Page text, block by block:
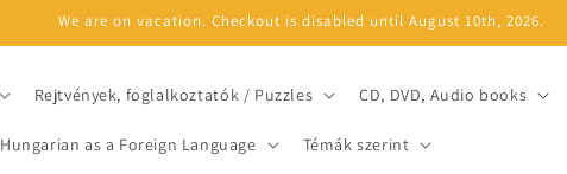
We are on vacation. Checkout is disabled until August 10th, 2026.
Rejtvények, foglalkoztatók / Puzzles CD, DVD, Audio books
Hungarian as a Foreign Language Témák szerint